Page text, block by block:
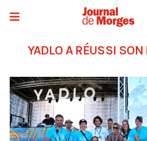
YADLO A RÉUSSI SON